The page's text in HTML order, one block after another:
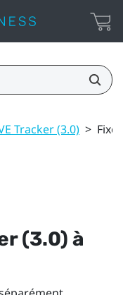
Tracker (3.0) >
(3.0) à